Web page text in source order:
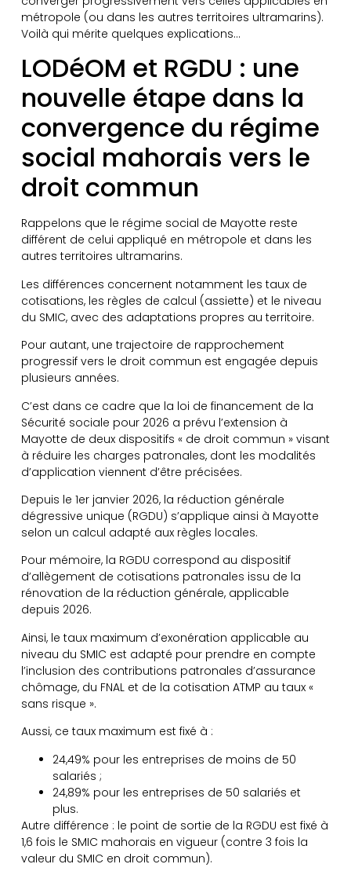
métropole (ou dans les autres territoires ultramarins).
Voilà qui mérite quelques explications…
LODéOM et RGDU : une
nouvelle étape dans la
convergence du régime
social mahorais vers le
droit commun
Rappelons que le régime social de Mayotte reste
différent de celui appliqué en métropole et dans les
autres territoires ultramarins.
Les différences concernent notamment les taux de
cotisations, les règles de calcul (assiette) et le niveau
du SMIC, avec des adaptations propres au territoire.
Pour autant, une trajectoire de rapprochement
progressif vers le droit commun est engagée depuis
plusieurs années.
C’est dans ce cadre que la loi de financement de la
Sécurité sociale pour 2026 a prévu l’extension à
Mayotte de deux dispositifs « de droit commun » visant
à réduire les charges patronales, dont les modalités
d’application viennent d’être précisées.
Depuis le 1er janvier 2026, la réduction générale
dégressive unique (RGDU) s’applique ainsi à Mayotte
selon un calcul adapté aux règles locales.
Pour mémoire, la RGDU correspond au dispositif
d’allègement de cotisations patronales issu de la
rénovation de la réduction générale, applicable
depuis 2026.
Ainsi, le taux maximum d’exonération applicable au
niveau du SMIC est adapté pour prendre en compte
l’inclusion des contributions patronales d’assurance
chômage, du FNAL et de la cotisation ATMP au taux «
sans risque ».
Aussi, ce taux maximum est fixé à :
24,49% pour les entreprises de moins de 50
salariés ;
24,89% pour les entreprises de 50 salariés et
plus.
Autre différence : le point de sortie de la RGDU est fixé à
1,6 fois le SMIC mahorais en vigueur (contre 3 fois la
valeur du SMIC en droit commun).